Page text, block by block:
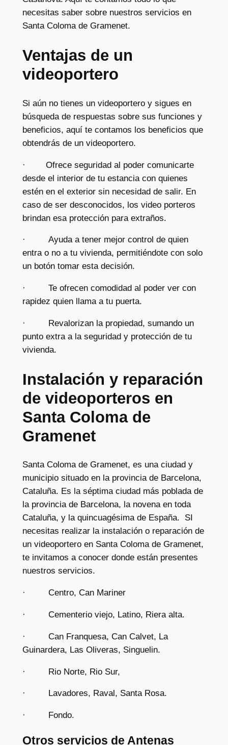
necesitas saber sobre nuestros servicios en
Santa Coloma de Gramenet.
Ventajas de un
videoportero
Si aún no tienes un videoportero y sigues en
búsqueda de respuestas sobre sus funciones y
beneficios, aquí te contamos los beneficios que
obtendrás de un videoportero.
· Ofrece seguridad al poder comunicarte
desde el interior de tu estancia con quienes
estén en el exterior sin necesidad de salir. En
caso de ser desconocidos, los video porteros
brindan esa protección para extraños.
· Ayuda a tener mejor control de quien
entra o no a tu vivienda, permitiéndote con solo
un botón tomar esta decisión.
· Te ofrecen comodidad al poder ver con
rapidez quien llama a tu puerta.
· Revalorizan la propiedad, sumando un
punto extra a la seguridad y protección de tu
vivienda.
Instalación y reparación
de videoporteros en
Santa Coloma de
Gramenet
Santa Coloma de Gramenet, es una ciudad y
municipio situado en la provincia de Barcelona,
Cataluña. Es la séptima ciudad más poblada de
la provincia de Barcelona, la novena en toda
Cataluña, y la quincuagésima de España. SI
necesitas realizar la instalación o reparación de
un videoportero en Santa Coloma de Gramenet,
te invitamos a conocer donde están presentes
nuestros servicios.
· Centro, Can Mariner
· Cementerio viejo, Latino, Riera alta.
· Can Franquesa, Can Calvet, La
Guinardera, Las Oliveras, Singuelin.
· Rio Norte, Rio Sur,
· Lavadores, Raval, Santa Rosa.
· Fondo.
Otros servicios de Antenas